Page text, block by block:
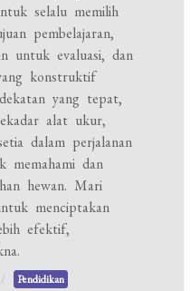
selalu memilih
pembelajaran,
untuk evaluasi, dan
konstruktif
yang tepat,
alat ukur,
dalam perjalanan
memahami dan
hewan. Mari
menciptakan
efektif,
Pendidikan